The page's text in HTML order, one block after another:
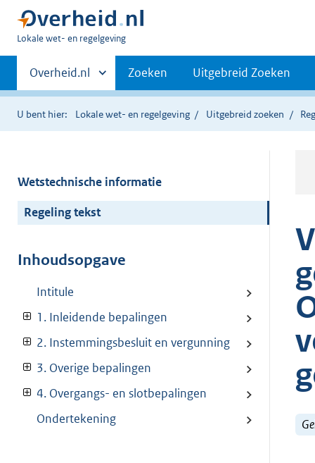
U
hier:
Lokale wet- en regelgeving
Primaire
navigatie
Andere
sites
binnen
Overheid.nl Zoeken Uitgebreid Zoeken
U bent hier: Lokale wet- en regelgeving Uitgebreid zoeken
Wetstechnische informatie
Regeling tekst
Inhoudsopgave
Intitule
1. Inleidende bepalingen
2. Instemmingsbesluit en vergunning
3. Overige bepalingen
4. Overgangs- en slotbepalingen
Ondertekening